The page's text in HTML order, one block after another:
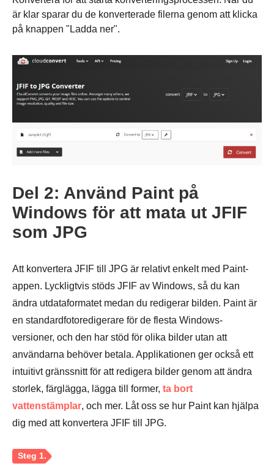
Steg 1.
är klar sparar du de konverterade filerna genom att klicka
på knappen "Ladda ner".
Del 2: Använd Paint på
Windows för att mata ut JFIF
som JPG
Att konvertera JFIF till JPG är relativt enkelt med Paint-
appen. Lyckligtvis stöds JFIF av Windows, så du kan
ändra utdataformatet medan du redigerar bilden. Paint är
en standardfotoredigerare för de flesta Windows-
versioner, och den har stöd för olika bilder utan att
användarna behöver betala. Applikationen ger också ett
intuitivt gränssnitt för att redigera bilder genom att ändra
storlek, färglägga, lägga till former, ta bort
vattenstämplar, och mer. Låt oss se hur Paint kan hjälpa
dig med att konvertera JFIF till JPG.